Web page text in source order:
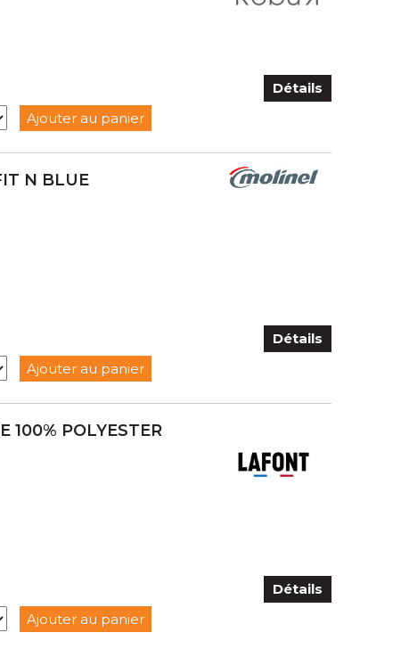
Détails
Ajouter au panier
N BLUE
Détails
Ajouter au panier
100% POLYESTER
Détails
Ajouter au panier